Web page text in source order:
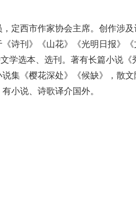
定西市作家协会主席。创作涉及
诗刊》《山花》《光明日报》《
学选本、选刊。著有长篇小说《
集《樱花深处》《候缺》，散文
小说、诗歌译介国外。